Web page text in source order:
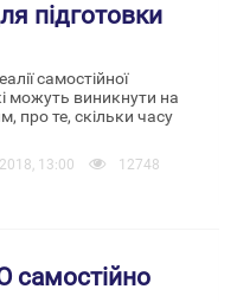
підготовки
самостійної
можуть виникнути на
про те, скільки часу
13:00
12748
самостійно